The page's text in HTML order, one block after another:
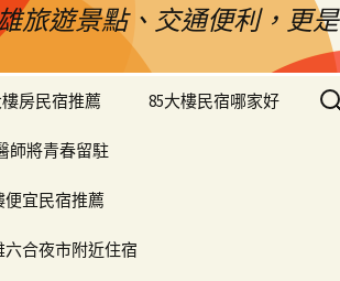
旅遊景點、交通便利，更是
樓房民宿推薦 85大樓民宿哪家好
師將青春留駐
便宜民宿推薦
六合夜市附近住宿
搜
尋